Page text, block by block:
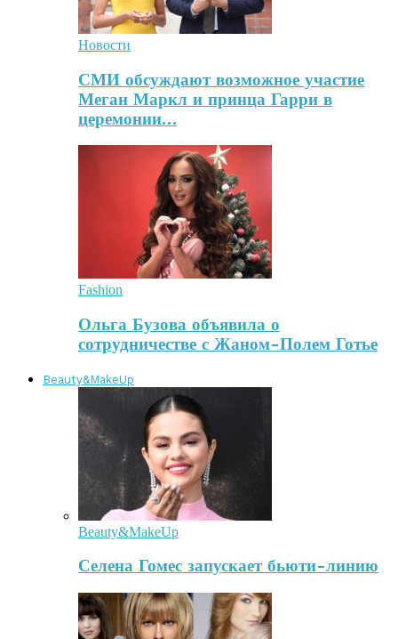
Новости
СМИ обсуждают возможное участие
Меган Маркл и принца Гарри в
церемонии…
Fashion
Ольга Бузова объявила о
сотрудничестве с Жаном-Полем Готье
Beauty&MakeUp
Beauty&MakeUp
Селена Гомес запускает бьюти-линию